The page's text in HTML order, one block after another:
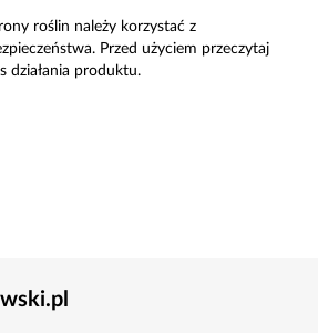
roślin należy korzystać z
Przed użyciem przeczytaj
działania produktu.